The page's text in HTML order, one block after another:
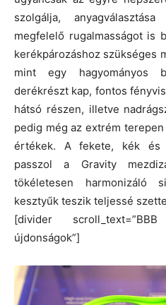
szolgálja,
megfelelő rugalmasságot is
kerékpározáshoz szükséges
mint egy hagyományos
derékrészt kap, fontos
hátsó részen, illetve
pedig még az extrém
értékek. A fekete, kék és
passzol a Gravity
tökéletesen harmonizáló
kesztyűk teszik teljessé
[divider
újdonságok”]